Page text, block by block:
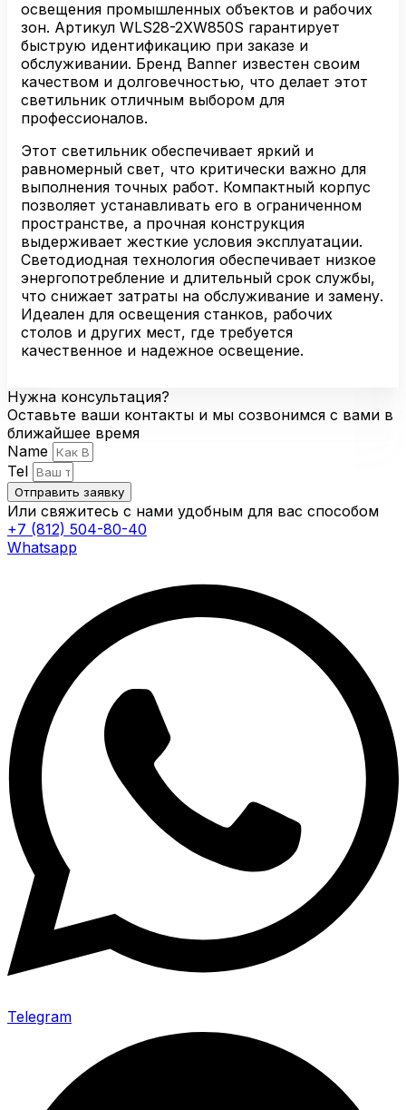
освещения промышленных объектов и рабочих
зон. Артикул WLS28-2XW850S гарантирует
быструю идентификацию при заказе и
обслуживании. Бренд Banner известен своим
качеством и долговечностью, что делает этот
светильник отличным выбором для
профессионалов.
Этот светильник обеспечивает яркий и
равномерный свет, что критически важно для
выполнения точных работ. Компактный корпус
позволяет устанавливать его в ограниченном
пространстве, а прочная конструкция
выдерживает жесткие условия эксплуатации.
Светодиодная технология обеспечивает низкое
энергопотребление и длительный срок службы,
что снижает затраты на обслуживание и замену.
Идеален для освещения станков, рабочих
столов и других мест, где требуется
качественное и надежное освещение.
Нужна консультация?
Оставьте ваши контакты и мы созвонимся с вами в
ближайшее время
Name
Tel
Отправить заявку
Или свяжитесь с нами удобным для вас способом
+7 (812) 504-80-40
Whatsapp
Telegram